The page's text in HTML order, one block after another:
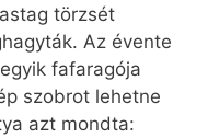
törzsét
Az évente
fafaragója
szobrot lehetne
azt mondta: